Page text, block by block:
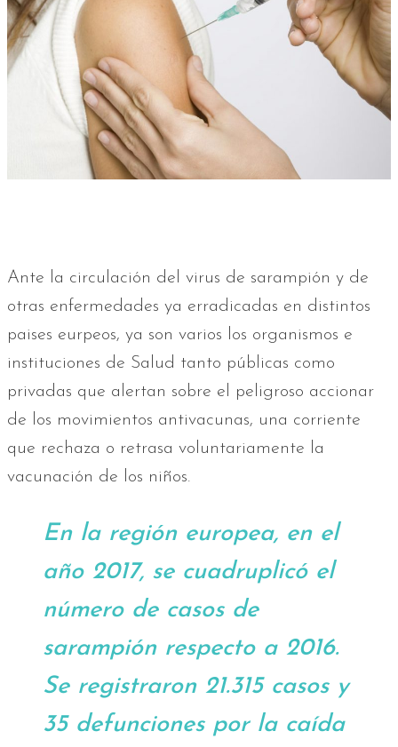
Ante la circulación del virus de sarampión y de
otras enfermedades ya erradicadas en distintos
paises eurpeos, ya son varios los organismos e
instituciones de Salud tanto públicas como
privadas que alertan sobre el peligroso accionar
de los movimientos antivacunas, una corriente
que rechaza o retrasa voluntariamente la
vacunación de los niños.
En la región europea, en el
año 2017, se cuadruplicó el
número de casos de
sarampión respecto a 2016.
Se registraron 21.315 casos y
35 defunciones por la caída